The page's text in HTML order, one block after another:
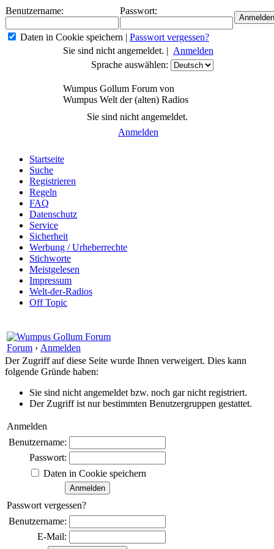
Benutzername: Passwort:
Daten in Cookie speichern | Passwort vergessen?
Sie sind nicht angemeldet. | Anmelden
Sprache auswählen:
Wumpus Gollum Forum von
Wumpus Welt der (alten) Radios
Sie sind nicht angemeldet.
Anmelden
Startseite
Suche
Registrieren
Regeln
FAQ
Datenschutz
Service
Sicherheit
Werbung / Urheberrechte
Stichworte
Meistgelesen
Impressum
Welt-der-Radios
Off Topic
Forum › Anmelden
Der Zugriff auf diese Seite wurde Ihnen verweigert. Dies kann
folgende Gründe haben:
Sie sind nicht angemeldet bzw. noch gar nicht registriert.
Der Zugriff ist nur bestimmten Benutzergruppen gestattet.
Anmelden
Benutzername:
Passwort:
Daten in Cookie speichern
Passwort vergessen?
Benutzername:
E-Mail: